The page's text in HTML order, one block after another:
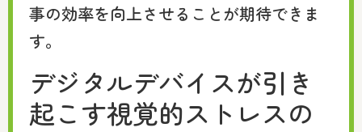
事の効率を向上させることが期待できま
す。
デジタルデバイスが引き
起こす視覚的ストレスの